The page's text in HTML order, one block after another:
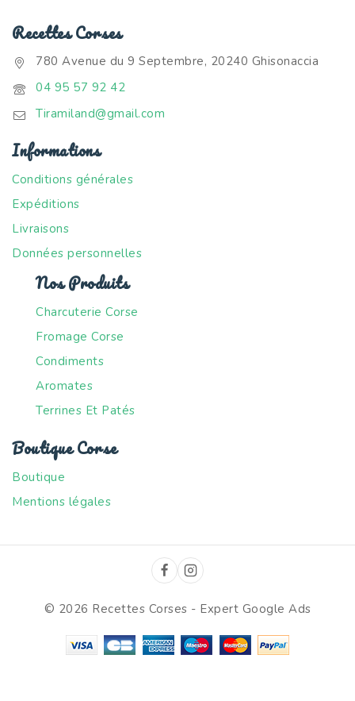
Recettes Corses
780 Avenue du 9 Septembre, 20240 Ghisonaccia
04 95 57 92 42
Tiramiland@gmail.com
Informations
Conditions générales
Expéditions
Livraisons
Données personnelles
Nos Produits
Charcuterie Corse
Fromage Corse
Condiments
Aromates
Terrines Et Patés
Boutique Corse
Boutique
Mentions légales
© 2026 Recettes Corses - Expert Google Ads